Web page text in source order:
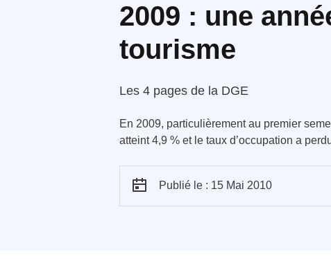
2009 : une
tourisme
Les 4 pages de la DGE
En 2009, particulièrement au premier
atteint 4,9 % et le taux d’occupation a
Publié le : 15 Mai 2010